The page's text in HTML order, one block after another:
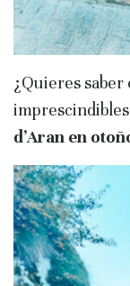
¿Quieres
d’Aran en